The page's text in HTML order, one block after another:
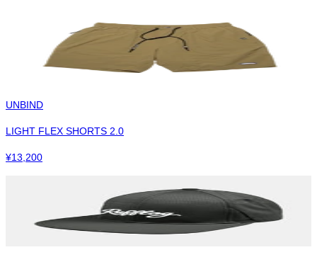
UNBIND
LIGHT FLEX SHORTS 2.0
¥13,200